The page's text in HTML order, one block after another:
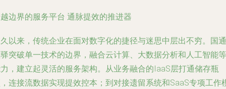
边界的服务平台 通脉提效的推进器
以来，传统企业在面对数字化的捷径与迷思中层出不穷。国通
突破单一技术的边界，融合云计算、大数据分析和人工智能等
，建立起灵活的服务架构。从业务融合的IaaS层打通储存瓶
连接流数据实现提效控本；到对接遗留系统和SaaS专项工作